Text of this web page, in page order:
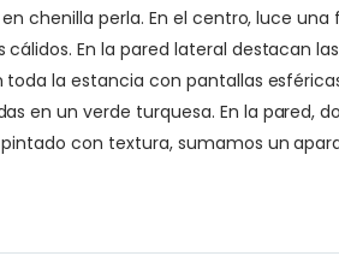
chenilla perla. En el centro, luce
En la pared lateral destacan
la estancia con pantallas
en un verde turquesa. En la pared,
con textura, sumamos un